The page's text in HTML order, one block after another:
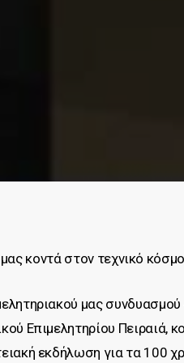
κοντά στον τεχνικό
μας
Επιμελητηρίου Πειραιά,
εκδήλωση για τα 100